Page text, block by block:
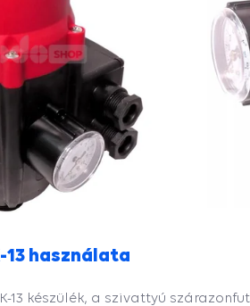
13 használata
13 készülék, a szivattyú